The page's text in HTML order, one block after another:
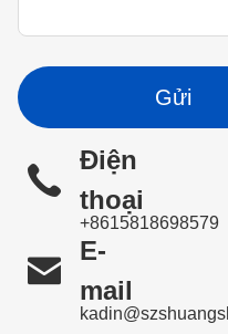
Gửi
Điện
thoại
+8615818698579

E-
mail